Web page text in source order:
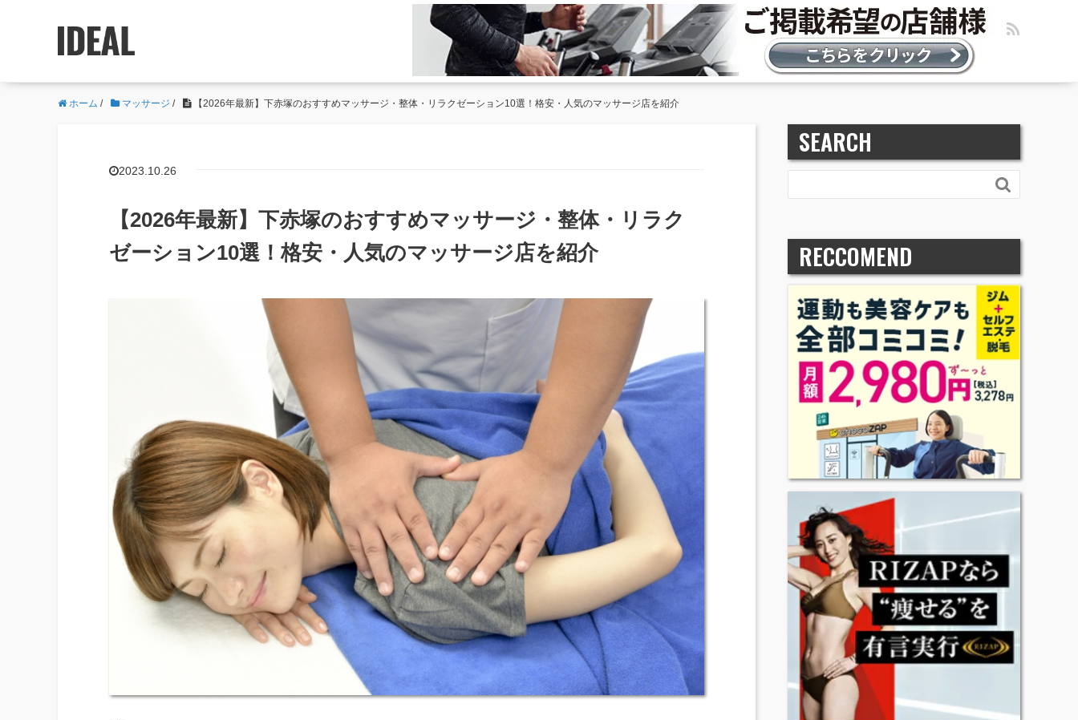
ホーム / マッサージ / 【2026年最新】下赤塚のおすすめマッサージ・整体・リラクゼーション10選！格安・人気のマッサージ店を紹介
2023.10.26
【2026年最新】下赤塚のおすすめマッサージ・整体・リラク
ゼーション10選！格安・人気のマッサージ店を紹介
SEARCH

RECCOMEND